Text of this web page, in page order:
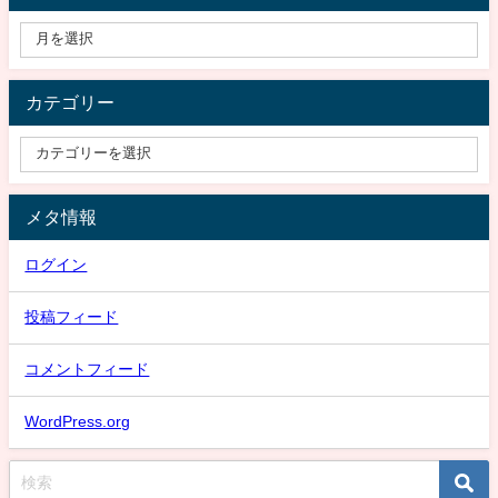
カテゴリー
メタ情報
ログイン
投稿フィード
コメントフィード
WordPress.org